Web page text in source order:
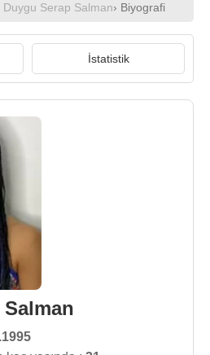
Duygu Serap Salman› Biyografi
İstatistik